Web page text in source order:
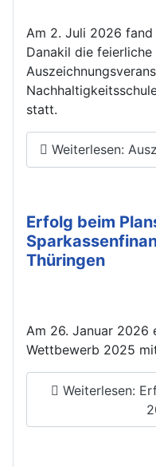
Am 2. Juli 2026
Danakil die
statt.
Weiterlesen:
Erfolg beim
Thüringen
Am 26. Januar 2026
Wettbewerb 2025
Weiterlesen: